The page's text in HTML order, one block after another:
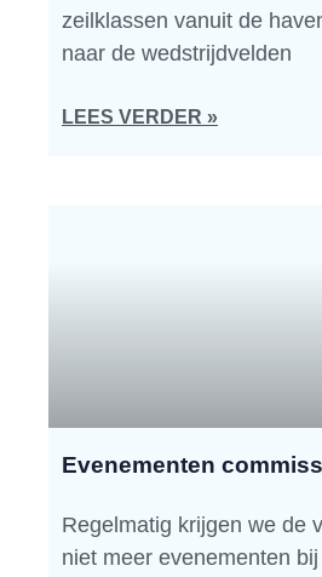
zeilklassen vanuit de
naar de wedstrijdvelden
LEES VERDER »
Evenementen
Regelmatig krijgen we de
niet meer evenementen